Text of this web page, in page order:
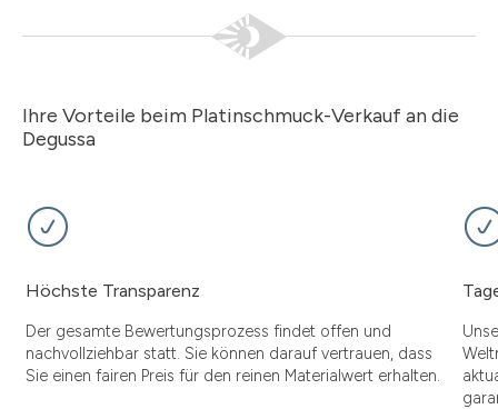
Ihre Vorteile beim Platinschmuck-Verkauf an die
Degussa
Höchste Transparenz
Der gesamte Bewertungsprozess findet offen und
nachvollziehbar statt. Sie können darauf vertrauen, dass
Sie einen fairen Preis für den reinen Materialwert erhalten.